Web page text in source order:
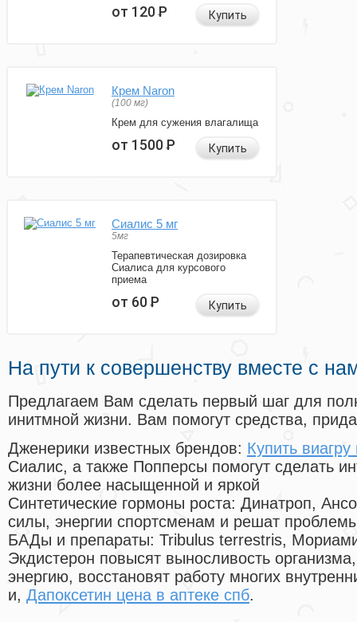
от 120Р Купить
Крем Naron
(100 мг)
Крем для сужения влагалища
от 1500Р Купить
Сиалис 5 мг
5мг
Терапевтическая дозировка
Сиалиса для курсового
приема
от 60Р Купить
На пути к совершенству вместе с
Предлагаем Вам сделать первый шаг для
инитмной жизни. Вам помогут средства,
Дженерики известных брендов: Купить
Сиалис, а также Попперсы помогут сделать
жизни более насыщенной и яркой
Синтетические гормоны роста: Динатроп,
силы, энергии спортсменам и решат
БАДы и препараты: Tribulus terrestris,
Экдистерон повысят выносливость
энергию, восстановят работу многих
и, Дапоксетин цена в аптеке спб.